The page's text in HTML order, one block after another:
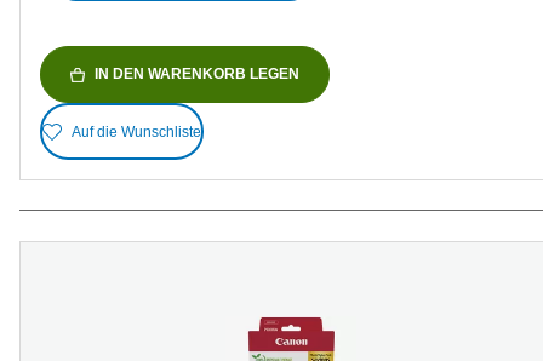
IN DEN WARENKORB LEGEN
Auf die Wunschliste